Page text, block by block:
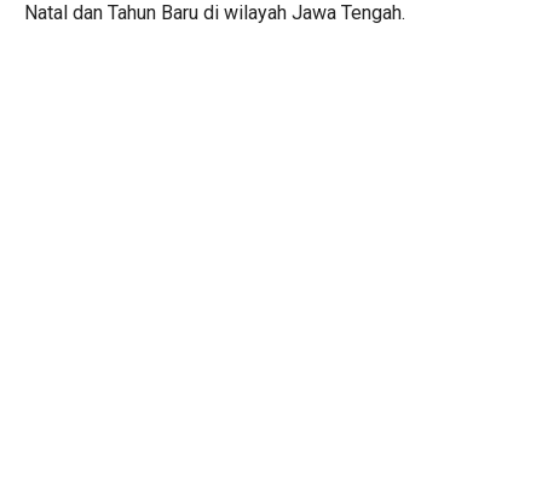
Natal dan Tahun Baru di wilayah Jawa Tengah.